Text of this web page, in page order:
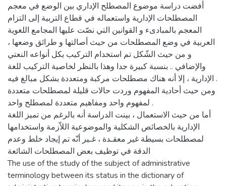
أفضت دراسة موضوع المصطلح الإداري بين الوضع في معجم
المصطلحات الإدارية واستعماله في قطاع التربية إلى التزام
المعجم بالمبادىء و القوانين التي نصّت عليها المجامع اللغوية
العربية في وضع المصطلحات من حيث أصالتها و طرائق وضعها ،
و من حيث الشّكل تم استخدام التركيب بكل أنواعه النعتي
والإضافي .. بنسبة كبيرة جدا وهذا بالنظر لخاصية التركيب للغة
الإدارية ، إلا أنه هناك مصطلحات مركبة ومتعددة بشكل مبالغ فيه .
ومن حيث أحادية المفهوم وردت حالات قليلة لمصطلحات متعددة
لمفهوم واحد ومفاهيم متعددة لمصطلح واحد .
أما من حيث الاستعمال ، بينت الدراسة أنه بالرغم من تميز اللغة
الإدارية بالخصائص الشكلية والموضوعية اللاّزمة واستخدامها
لمصطلحات بسيطة غير معقـدة ، غـير أنّه تم إيجاد خلط وعدم
الدقة في توظيف بعض المصطلحات الشائعة
The use of the study of the subject of administrative
terminology between its status in the dictionary of